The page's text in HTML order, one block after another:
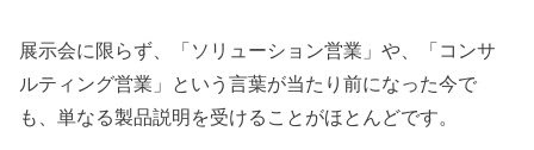
展示会に限らず、「ソリューション営業」や、「コンサ
ルティング営業」という言葉が当たり前になった今で
も、単なる製品説明を受けることがほとんどです。